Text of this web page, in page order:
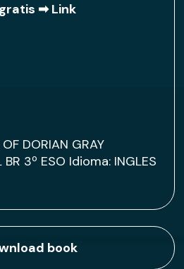
➡Link
DORIAN GRAY
BR 3º ESO Idioma: INGLES
book